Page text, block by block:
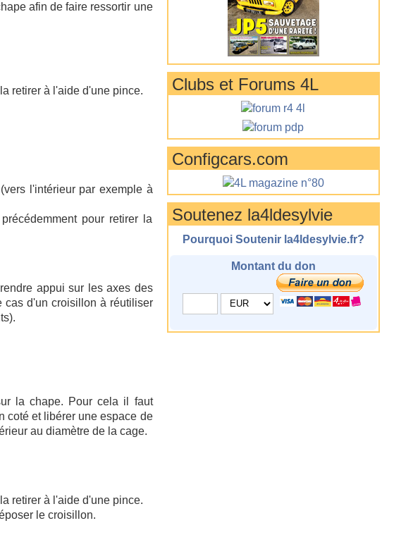
afin de faire ressortir une
retirer à l'aide d'une pince.
l'intérieur par exemple à
pour retirer la
appui sur les axes des
cas d'un croisillon à réutiliser
la chape. Pour cela il faut
coté et libérer une espace de
au diamètre de la cage.
retirer à l'aide d'une pince.
le croisillon.
Clubs et Forums 4L
Configcars.com
Soutenez la4ldesylvie
Pourquoi Soutenir la4ldesylvie.fr?
Montant du don